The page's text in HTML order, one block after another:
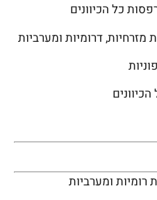
כל הכיוונים
דרומיות ומערביות
ומערביות